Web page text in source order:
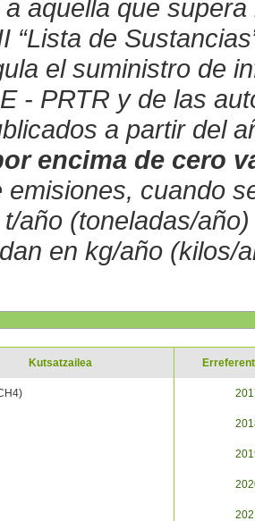
aquella que
“Lista de
el suministro de
- PRTR y de las
a partir del
encima de cero
emisiones, cuando
año (toneladas/
en kg/año (kilos/
Kutsatzailea